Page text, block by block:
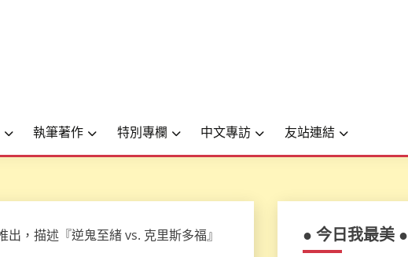
執筆著作 特別專欄 中文專訪 友站連結
● 今日我最美 ●